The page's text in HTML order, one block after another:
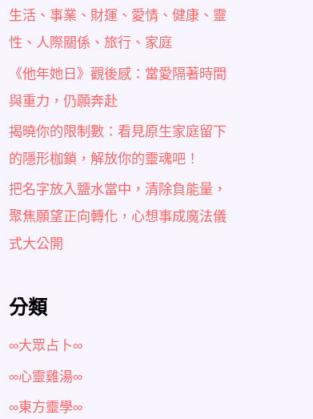
生活、事業、財運、愛情、健康、靈
性、人際關係、旅行、家庭
《他年她日》觀後感：當愛隔著時間
與重力，仍願奔赴
揭曉你的限制數：看見原生家庭留下
的隱形枷鎖，解放你的靈魂吧！
把名字放入鹽水當中，清除負能量，
聚焦願望正向轉化，心想事成魔法儀
式大公開
分類
∞大眾占卜∞
∞心靈雞湯∞
∞東方靈學∞